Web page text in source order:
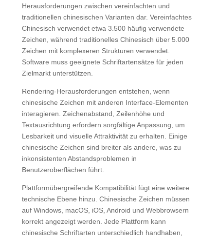
Herausforderungen zwischen vereinfachten und
traditionellen chinesischen Varianten dar. Vereinfachtes
Chinesisch verwendet etwa 3.500 häufig verwendete
Zeichen, während traditionelles Chinesisch über 5.000
Zeichen mit komplexeren Strukturen verwendet.
Software muss geeignete Schriftartensätze für jeden
Zielmarkt unterstützen.
Rendering-Herausforderungen entstehen, wenn
chinesische Zeichen mit anderen Interface-Elementen
interagieren. Zeichenabstand, Zeilenhöhe und
Textausrichtung erfordern sorgfältige Anpassung, um
Lesbarkeit und visuelle Attraktivität zu erhalten. Einige
chinesische Zeichen sind breiter als andere, was zu
inkonsistenten Abstandsproblemen in
Benutzeroberflächen führt.
Plattformübergreifende Kompatibilität fügt eine weitere
technische Ebene hinzu. Chinesische Zeichen müssen
auf Windows, macOS, iOS, Android und Webbrowsern
korrekt angezeigt werden. Jede Plattform kann
chinesische Schriftarten unterschiedlich handhaben,